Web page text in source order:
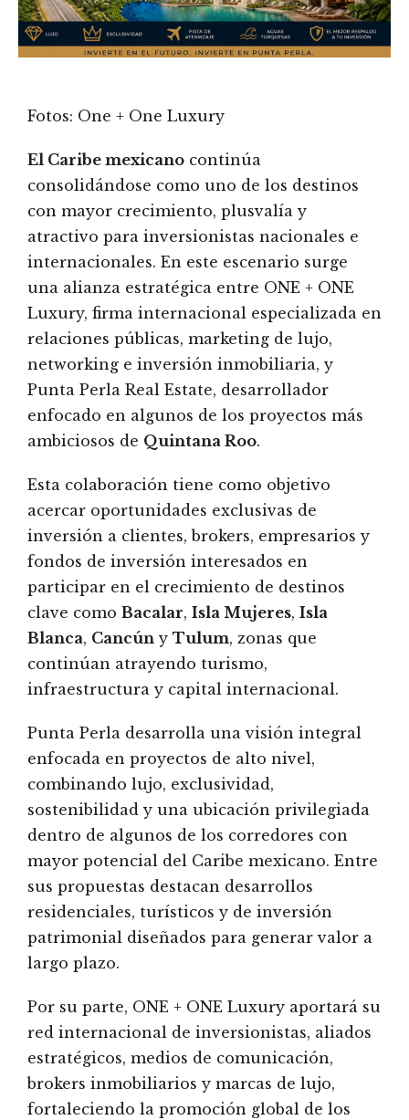
Fotos: One + One Luxury
El Caribe mexicano continúa
consolidándose como uno de los destinos
con mayor crecimiento, plusvalía y
atractivo para inversionistas nacionales e
internacionales. En este escenario surge
una alianza estratégica entre ONE + ONE
Luxury, firma internacional especializada en
relaciones públicas, marketing de lujo,
networking e inversión inmobiliaria, y
Punta Perla Real Estate, desarrollador
enfocado en algunos de los proyectos más
ambiciosos de Quintana Roo.
Esta colaboración tiene como objetivo
acercar oportunidades exclusivas de
inversión a clientes, brokers, empresarios y
fondos de inversión interesados en
participar en el crecimiento de destinos
clave como Bacalar, Isla Mujeres, Isla
Blanca, Cancún y Tulum, zonas que
continúan atrayendo turismo,
infraestructura y capital internacional.
Punta Perla desarrolla una visión integral
enfocada en proyectos de alto nivel,
combinando lujo, exclusividad,
sostenibilidad y una ubicación privilegiada
dentro de algunos de los corredores con
mayor potencial del Caribe mexicano. Entre
sus propuestas destacan desarrollos
residenciales, turísticos y de inversión
patrimonial diseñados para generar valor a
largo plazo.
Por su parte, ONE + ONE Luxury aportará su
red internacional de inversionistas, aliados
estratégicos, medios de comunicación,
brokers inmobiliarios y marcas de lujo,
fortaleciendo la promoción global de los